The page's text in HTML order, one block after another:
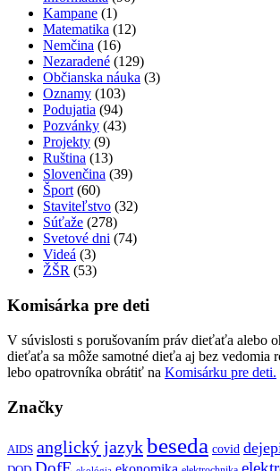
Kampane (1)
Matematika (12)
Nemčina (16)
Nezaradené (129)
Občianska náuka (3)
Oznamy (103)
Podujatia (94)
Pozvánky (43)
Projekty (9)
Ruština (13)
Slovenčina (39)
Šport(60)
Staviteľstvo (32)
Súťaže (278)
Svetové dni (74)
Videá (3)
ŽŠR (53)
Komisárka pre deti
V súvislosti s porušovaním práv dieťaťa alebo
dieťaťa sa môže samotné dieťa aj bez vedomia
lebo opatrovníka obrátiť na Komisárku pre deti.
Značky
AIDS anglický jazykbeseda covid